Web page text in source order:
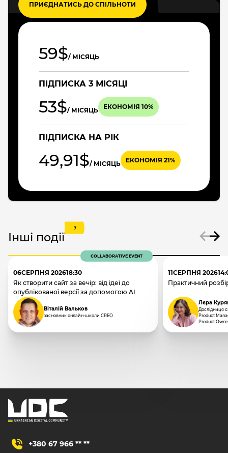
ПРИЄДНАТИСЬ ДО СПІЛЬНОТИ
59$/ МІСЯЦЬ
ПІДПИСКА 3 МІСЯЦІ
53$/ МІСЯЦЬ ЕКОНОМІЯ 10%
ПІДПИСКА НА РІК
49,91$/ МІСЯЦЬ ЕКОНОМІЯ 21%
Інші події
7
COLLABORATIVE EVENT
06СЕРПНЯ 202618:30
Як створити сайт за вечір: від ідеї до
опублікованої версії за допомогою AI
Віталій Вальков
засновник онлайн-школи CREO
11СЕРПНЯ 2026
Практичний
Лєра
Дослідниця
Product
Product
+380 67 966 ** **